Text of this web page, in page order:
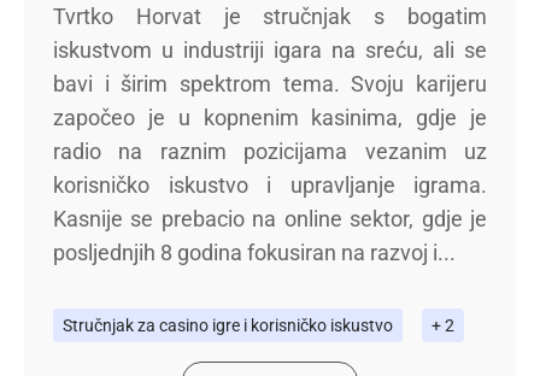
Tvrtko Horvat je stručnjak s bogatim
iskustvom u industriji igara na sreću, ali se
bavi i širim spektrom tema. Svoju karijeru
započeo je u kopnenim kasinima, gdje je
radio na raznim pozicijama vezanim uz
korisničko iskustvo i upravljanje igrama.
Kasnije se prebacio na online sektor, gdje je
posljednjih 8 godina fokusiran na razvoj i...
Stručnjak za casino igre i korisničko iskustvo + 2